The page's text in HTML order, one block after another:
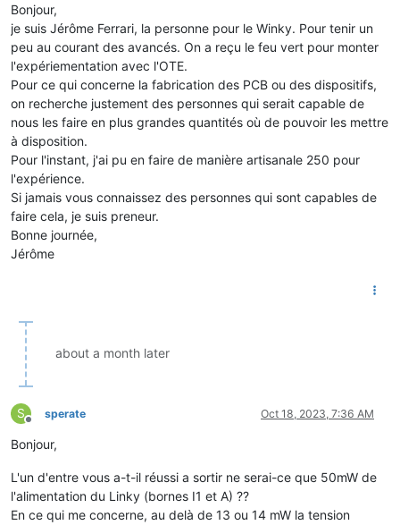
Bonjour,
je suis Jérôme Ferrari, la personne pour le Winky. Pour tenir un
peu au courant des avancés. On a reçu le feu vert pour monter
l'expériementation avec l'OTE.
Pour ce qui concerne la fabrication des PCB ou des dispositifs,
on recherche justement des personnes qui serait capable de
nous les faire en plus grandes quantités où de pouvoir les mettre
à disposition.
Pour l'instant, j'ai pu en faire de manière artisanale 250 pour
l'expérience.
Si jamais vous connaissez des personnes qui sont capables de
faire cela, je suis preneur.
Bonne journée,
Jérôme
about a month later
S
Offline
sperate Oct 18, 2023, 7:36 AM
Bonjour,
L'un d'entre vous a-t-il réussi a sortir ne serai-ce que 50mW de
l'alimentation du Linky (bornes I1 et A) ??
En ce qui me concerne, au delà de 13 ou 14 mW la tension